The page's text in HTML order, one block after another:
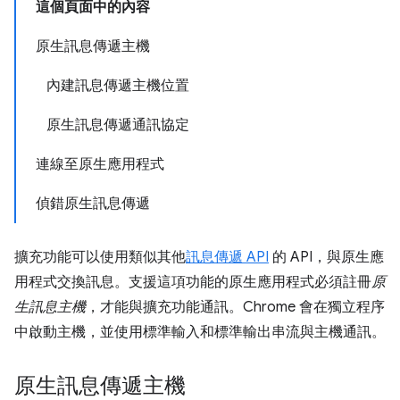
這個頁面中的內容
原生訊息傳遞主機
內建訊息傳遞主機位置
原生訊息傳遞通訊協定
連線至原生應用程式
偵錯原生訊息傳遞
擴充功能可以使用類似其他訊息傳遞 API 的 API，與原生應
用程式交換訊息。支援這項功能的原生應用程式必須註冊原
生訊息主機，才能與擴充功能通訊。Chrome 會在獨立程序
中啟動主機，並使用標準輸入和標準輸出串流與主機通訊。
原生訊息傳遞主機